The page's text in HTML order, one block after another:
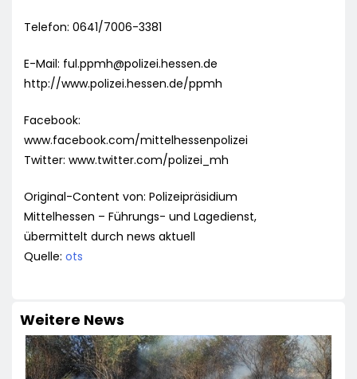
Telefon: 0641/7006-3381
E-Mail: ful.ppmh@polizei.hessen.de
http://www.polizei.hessen.de/ppmh
Facebook:
www.facebook.com/mittelhessenpolizei
Twitter: www.twitter.com/polizei_mh
Original-Content von: Polizeipräsidium
Mittelhessen – Führungs- und Lagedienst,
übermittelt durch news aktuell
Quelle: ots
Weitere News